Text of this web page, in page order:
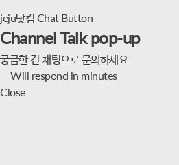
jeju닷컴 Chat Button
Channel Talk pop-up
궁금한 건 채팅으로 문의하세요
Will respond in minutes
Close